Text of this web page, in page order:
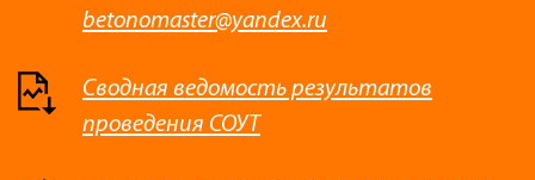
betonomaster@yandex.ru
Сводная ведомость результатов
проведения СОУТ